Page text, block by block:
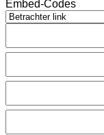
Embed-Codes